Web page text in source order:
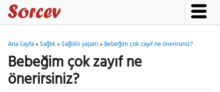
Ana Sayfa»Sağlık»Sağlıklı yaşam»Bebeğim çok zayıf ne önerirsiniz?
Bebeğim çok zayıf ne
önerirsiniz?